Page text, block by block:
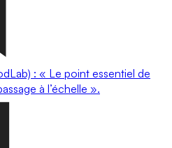
: « Le point essentiel de
à l’échelle ».